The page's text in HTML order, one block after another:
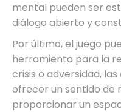
mental pueden ser
diálogo abierto y
Por último, el juego
herramienta para la
crisis o adversidad,
ofrecer un sentido de
proporcionar un